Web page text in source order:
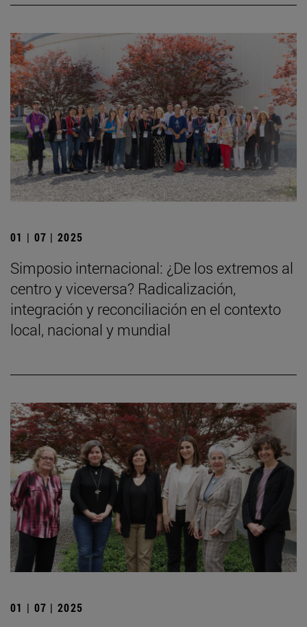
01 | 07 | 2025
Simposio internacional: ¿De los extremos al
centro y viceversa? Radicalización,
integración y reconciliación en el contexto
local, nacional y mundial
01 | 07 | 2025